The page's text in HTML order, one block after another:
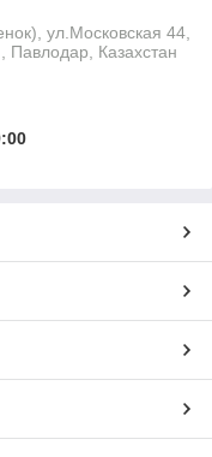
ул.Московская 44,
Павлодар, Казахстан